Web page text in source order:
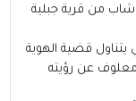
من قرية جبلية
يتناول قضية الهوية
عن رؤيته